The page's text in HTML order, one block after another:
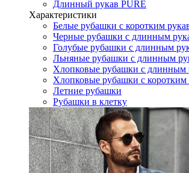
Длинный рукав PURE
Характеристики
Белые рубашки с коротким
Черные рубашки с длинным
Голубые рубашки с длинным
Льняные рубашки с длинным
Хлопковые рубашки с длинным
Хлопковые рубашки с коротким
Летние рубашки
Рубашки в клетку